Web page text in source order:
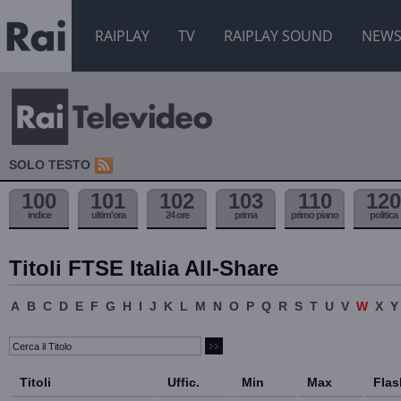
RAIPLAY TV RAIPLAY SOUND NEWS
SOLO TESTO
100
indice
101
ultim'ora
102
24 ore
103
prima
110
primo piano
120
politica
Titoli FTSE Italia All-Share
A B C D E F G H I J K L M N O P Q R S T U V W X Y
Titoli Uffic. Min Max